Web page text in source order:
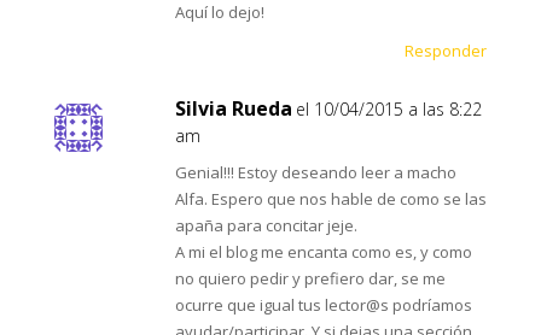
Aquí lo dejo!
Responder
Silvia Rueda el 10/04/2015 a las 8:22
am
Genial!!! Estoy deseando leer a macho
Alfa. Espero que nos hable de como se las
apaña para concitar jeje.
A mi el blog me encanta como es, y como
no quiero pedir y prefiero dar, se me
ocurre que igual tus lector@s podríamos